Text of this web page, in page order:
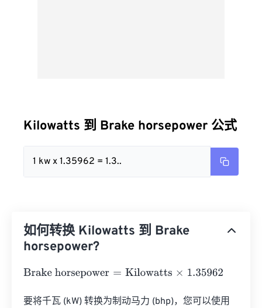
Kilowatts 到 Brake horsepower 公式
1 kw x 1.35962 = 1.3..
如何转换 Kilowatts 到 Brake
horsepower?
Brake horsepower=Kilowatts×1.35962
要将千瓦 (kW) 转换为制动马力 (bhp)，您可以使用